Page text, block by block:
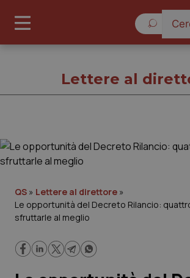
Governo e Parlamento
Regioni e Asl
Lavoro e Professioni
Lettere al
QS » Lettere al direttore »
Le opportunità del Decreto Rilancio:
sfruttarle al meglio